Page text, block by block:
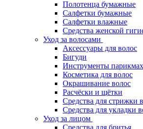
Полотенца бумажные
Салфетки бумажные
Салфетки влажные
Средства женской
Уход за волосами
Аксессуары для волос
Бигуди
Инструменты
Косметика для волос
Окрашивание волос
Расчёски и щётки
Средства для стрижки
Средства для укладки
Уход за лицом
Средства для бритья